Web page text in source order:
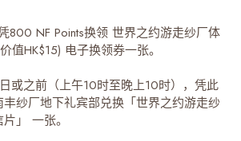
800 NF Points换领 世界之约游走纱厂体
值HK$15) 电子换领券一张。
或之前（上午10时至晚上10时），凭此
纱厂地下礼宾部兑换「世界之约游走纱
」 一张。